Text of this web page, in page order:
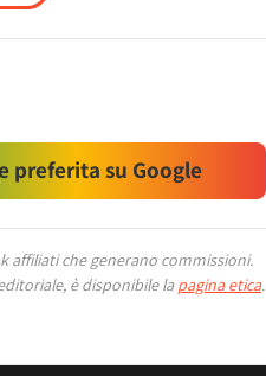
preferita su Google
che generano commissioni.
è disponibile la pagina etica.